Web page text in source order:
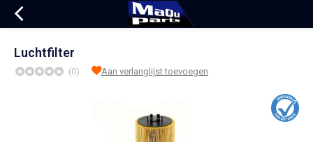
Luchtfilter
(0) Aan verlanglijst toevoegen